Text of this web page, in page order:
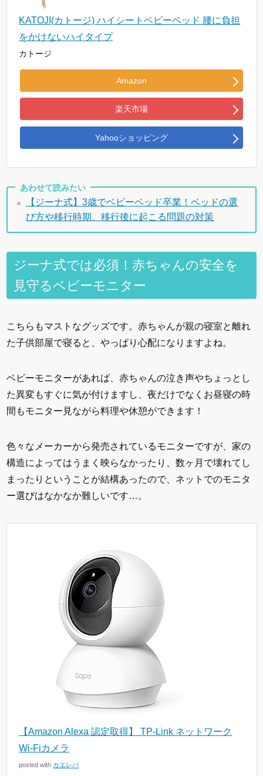
KATOJI(カトージ) ハイシートベビーベッド 腰に負担
をかけないハイタイプ
カトージ
Amazon
楽天市場
Yahooショッピング
あわせて読みたい
【ジーナ式】3歳でベビーベッド卒業！ベッドの選
び方や移行時期、移行後に起こる問題の対策
ジーナ式では必須！赤ちゃんの安全を
見守るベビーモニター
こちらもマストなグッズです。赤ちゃんが親の寝室と離れ
た子供部屋で寝ると、やっぱり心配になりますよね。
ベビーモニターがあれば、赤ちゃんの泣き声やちょっとし
た異変もすぐに気が付けますし、夜だけでなくお昼寝の時
間もモニター見ながら料理や休憩ができます！
色々なメーカーから発売されているモニターですが、家の
構造によってはうまく映らなかったり、数ヶ月で壊れてし
まったりということが結構あったので、ネットでのモニタ
ー選びはなかなか難しいです…。
【Amazon Alexa 認定取得】 TP-Link ネットワーク
Wi-Fiカメラ
posted with カエレバ